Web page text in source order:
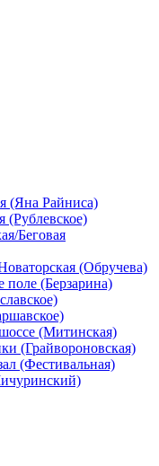
(Яна Райниса)
(Рублевское)
Беговая
(Обручева)
поле (Берзарина)
(Митинская)
(Грайвороновская)
(Фестивальная)